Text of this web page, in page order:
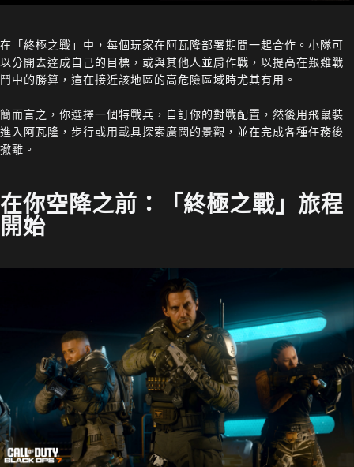
在「終極之戰」中，每個玩家在阿瓦隆部署期間一起合作。小隊可
以分開去達成自己的目標，或與其他人並肩作戰，以提高在艱難戰
鬥中的勝算，這在接近該地區的高危險區域時尤其有用。
簡而言之，你選擇一個特戰兵，自訂你的對戰配置，然後用飛鼠裝
進入阿瓦隆，步行或用載具探索廣闊的景觀，並在完成各種任務後
撤離。
在你空降之前：「終極之戰」旅程
開始